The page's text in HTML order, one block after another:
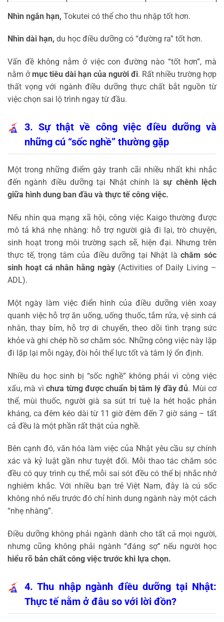
Nhìn ngắn hạn, Tokutei có thể cho thu nhập tốt hơn.
Nhìn dài hạn, du học điều dưỡng có “đường ra” tốt hơn.
Vấn đề không nằm ở việc con đường nào “tốt hơn”, mà
nằm ở mục tiêu dài hạn của người đi. Rất nhiều trường hợp
thất vọng với ngành điều dưỡng thực chất bắt nguồn từ
việc chọn sai lộ trình ngay từ đầu.
3. Sự thật về công việc điều dưỡng và
những cú “sốc nghề” thường gặp
Một trong những điểm gây tranh cãi nhiều nhất khi nhắc
đến ngành điều dưỡng tại Nhật chính làsự chênh lệch
giữa hình dung ban đầu và thực tế công việc.
Nếu nhìn qua mạng xã hội, công việc Kaigo thường được
mô tả khá nhẹ nhàng: hỗ trợ người già đi lại, trò chuyện,
sinh hoạt trong môi trường sạch sẽ, hiện đại. Nhưng trên
thực tế, trọng tâm của điều dưỡng tại Nhật làchăm sóc
sinh hoạt cá nhân hằng ngày (Activities of Daily Living –
ADL).
Một ngày làm việc điển hình của điều dưỡng viên xoay
quanh việc hỗ trợ ăn uống, uống thuốc, tắm rửa, vệ sinh cá
nhân, thay bỉm, hỗ trợ di chuyển, theo dõi tình trạng sức
khỏe và ghi chép hồ sơ chăm sóc. Những công việc này lặp
đi lặp lại mỗi ngày, đòi hỏi thể lực tốt và tâm lý ổn định.
Nhiều du học sinh bị “sốc nghề” không phải vì công việc
xấu, mà vìchưa từng được chuẩn bị tâm lý đầy đủ. Mùi cơ
thể, mùi thuốc, người già sa sút trí tuệ la hét hoặc phản
kháng, ca đêm kéo dài từ 11 giờ đêm đến 7 giờ sáng – tất
cả đều là một phần rất thật của nghề.
Bên cạnh đó, văn hóa làm việc của Nhật yêu cầu sự chính
xác và kỷ luật gần như tuyệt đối. Mỗi thao tác chăm sóc
đều có quy trình cụ thể, mỗi sai sót đều có thể bị nhắc nhở
nghiêm khắc. Với nhiều bạn trẻ Việt Nam, đây là cú sốc
không nhỏ nếu trước đó chỉ hình dung ngành này một cách
“nhẹ nhàng”.
Điều dưỡng không phải ngành dành cho tất cả mọi người,
nhưng cũng không phải ngành “đáng sợ” nếu người học
hiểu rõ bản chất công việc trước khi lựa chọn.
4. Thu nhập ngành điều dưỡng tại Nhật:
Thực tế nằm ở đâu so với lời đồn?